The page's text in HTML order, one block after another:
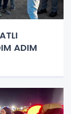
ADIM